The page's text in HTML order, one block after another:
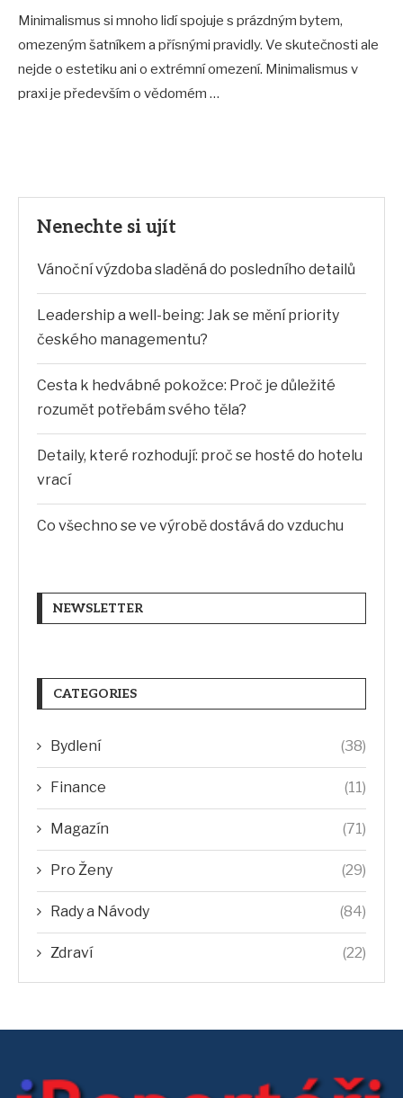
Minimalismus si mnoho lidí spojuje s prázdným bytem,
omezeným šatníkem a přísnými pravidly. Ve skutečnosti ale
nejde o estetiku ani o extrémní omezení. Minimalismus v
praxi je především o vědomém …
Nenechte si ujít
Vánoční výzdoba sladěná do posledního detailů
Leadership a well-being: Jak se mění priority
českého managementu?
Cesta k hedvábné pokožce: Proč je důležité
rozumět potřebám svého těla?
Detaily, které rozhodují: proč se hosté do hotelu
vrací
Co všechno se ve výrobě dostává do vzduchu
NEWSLETTER
CATEGORIES
Bydlení (38)
Finance (11)
Magazín (71)
Pro Ženy (29)
Rady a Návody (84)
Zdraví (22)